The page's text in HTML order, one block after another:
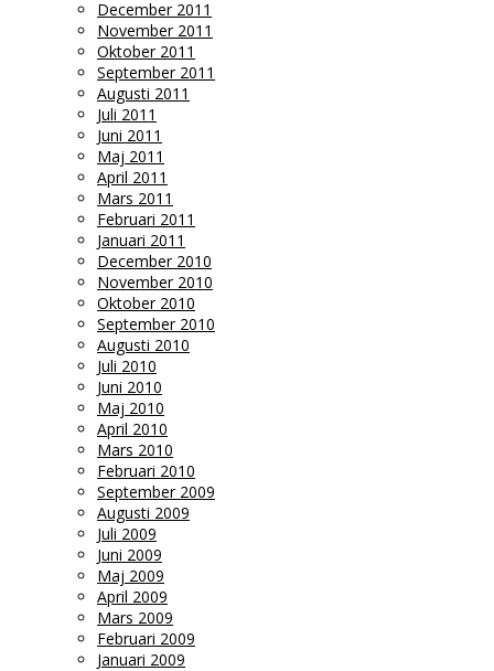
December 2011
November 2011
Oktober 2011
September 2011
Augusti 2011
Juli 2011
Juni 2011
Maj 2011
April 2011
Mars 2011
Februari 2011
Januari 2011
December 2010
November 2010
Oktober 2010
September 2010
Augusti 2010
Juli 2010
Juni 2010
Maj 2010
April 2010
Mars 2010
Februari 2010
September 2009
Augusti 2009
Juli 2009
Juni 2009
Maj 2009
April 2009
Mars 2009
Februari 2009
Januari 2009